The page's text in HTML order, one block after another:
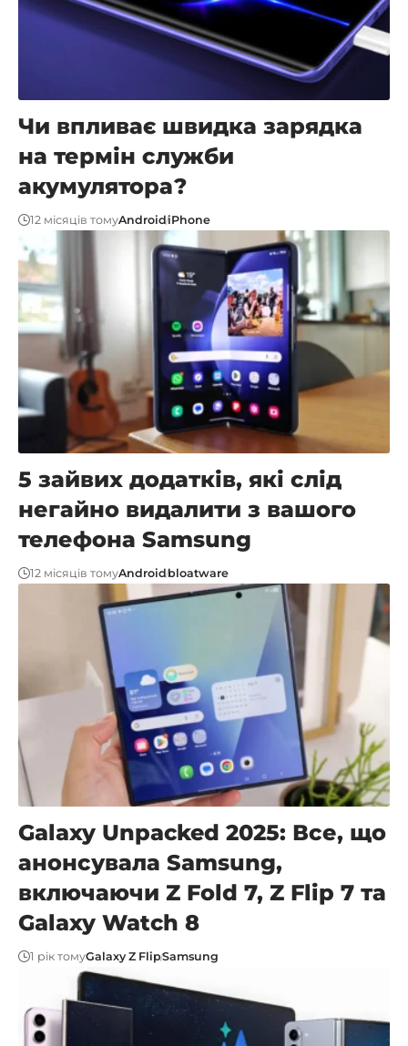
Чи впливає швидка зарядка
на термін служби
акумулятора?
12 місяців томуAndroidiPhone
5 зайвих додатків, які слід
негайно видалити з вашого
телефона Samsung
12 місяців томуAndroidbloatware
Galaxy Unpacked 2025: Все, що
анонсувала Samsung,
включаючи Z Fold 7, Z Flip 7 та
Galaxy Watch 8
1 рік томуGalaxy Z FlipSamsung